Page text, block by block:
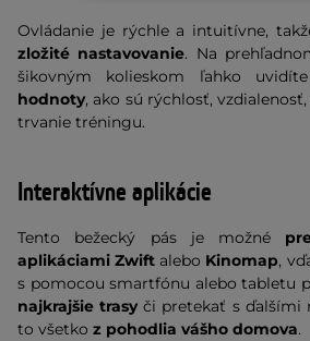
Ovládanie je rýchle a intuitívne,
zložité nastavovanie. Na
šikovným kolieskom ľahko
hodnoty, ako sú rýchlosť,
trvanie tréningu.
Interaktívne aplikácie
Tento bežecký pás je možné
aplikáciami Zwift alebo Kinomap,
s pomocou smartfónu alebo tabletu
najkrajšie trasyči pretekať s ďalšími
to všetko z pohodlia vášho domova.